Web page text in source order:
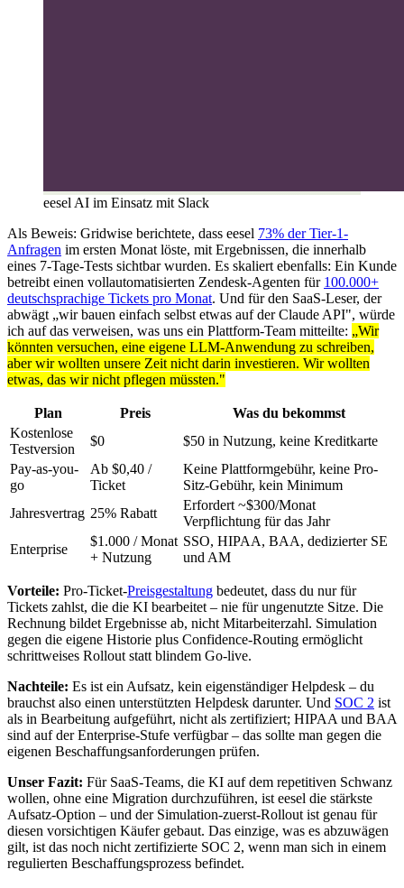
eesel AI im Einsatz mit Slack
Als Beweis: Gridwise berichtete, dass eesel 73% der Tier-1-
Anfragen im ersten Monat löste, mit Ergebnissen, die innerhalb
eines 7-Tage-Tests sichtbar wurden. Es skaliert ebenfalls: Ein Kunde
betreibt einen vollautomatisierten Zendesk-Agenten für 100.000+
deutschsprachige Tickets pro Monat. Und für den SaaS-Leser, der
abwägt „wir bauen einfach selbst etwas auf der Claude API", würde
ich auf das verweisen, was uns ein Plattform-Team mitteilte: „Wir
könnten versuchen, eine eigene LLM-Anwendung zu schreiben,
aber wir wollten unsere Zeit nicht darin investieren. Wir wollten
etwas, das wir nicht pflegen müssten."
Plan Preis
Was du bekommst
Kostenlose
Testversion
$0
$50 in Nutzung, keine Kreditkarte
Pay-as-you-
go
Ab $0,40 /
Ticket
Keine Plattformgebühr, keine Pro-
Sitz-Gebühr, kein Minimum
Jahresvertrag 25% Rabatt
Erfordert ~$300/Monat
Verpflichtung für das Jahr
Enterprise
$1.000 / Monat
+ Nutzung
SSO, HIPAA, BAA, dedizierter SE
und AM
Vorteile: Pro-Ticket-Preisgestaltung bedeutet, dass du nur für
Tickets zahlst, die die KI bearbeitet – nie für ungenutzte Sitze. Die
Rechnung bildet Ergebnisse ab, nicht Mitarbeiterzahl. Simulation
gegen die eigene Historie plus Confidence-Routing ermöglicht
schrittweises Rollout statt blindem Go-live.
Nachteile: Es ist ein Aufsatz, kein eigenständiger Helpdesk – du
brauchst also einen unterstützten Helpdesk darunter. Und SOC 2 ist
als in Bearbeitung aufgeführt, nicht als zertifiziert; HIPAA und BAA
sind auf der Enterprise-Stufe verfügbar – das sollte man gegen die
eigenen Beschaffungsanforderungen prüfen.
Unser Fazit: Für SaaS-Teams, die KI auf dem repetitiven Schwanz
wollen, ohne eine Migration durchzuführen, ist eesel die stärkste
Aufsatz-Option – und der Simulation-zuerst-Rollout ist genau für
diesen vorsichtigen Käufer gebaut. Das einzige, was es abzuwägen
gilt, ist das noch nicht zertifizierte SOC 2, wenn man sich in einem
regulierten Beschaffungsprozess befindet.